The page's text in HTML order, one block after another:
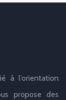
à l’orientation
propose des